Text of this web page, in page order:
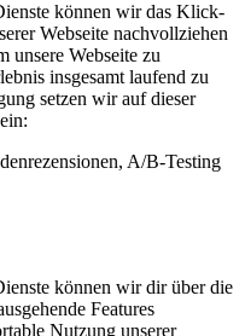
können wir das Klick-
Webseite nachvollziehen
unsere Webseite zu
insgesamt laufend zu
setzen wir auf dieser
A/B-Testing
können wir dir über die
Features
Nutzung unserer